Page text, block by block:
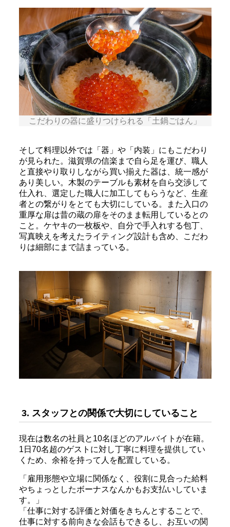
こだわりの器に盛りつけられる「土鍋ごはん」
そして料理以外では「器」や「内装」にもこだわり
が見られた。滋賀県の信楽まで自ら足を運び、職人
と直接やり取りしながら買い揃えた器は、統一感が
あり美しい。木製のテーブルも素材を自ら交渉して
仕入れ、選定した職人に加工してもらうなど、生産
者との繋がりをとても大切にしている。また入口の
重厚な扉は昔の蔵の扉をそのまま転用しているとの
こと。ケヤキの一枚板や、自分で手入れする包丁、
写真映えを考えたライティング設計も含め、こだわ
りは細部にまで詰まっている。
3. スタッフとの関係で大切にしていること
現在は数名の社員と10名ほどのアルバイトが在籍。
1日70名超のゲストに対し丁寧に料理を提供してい
くため、余裕を持って人を配置している。
「雇用形態や立場に関係なく、役割に見合った給料
やちょっとしたボーナスなんかもお支払いしていま
す。」
「仕事に対する評価と対価をきちんとすることで、
仕事に対する前向きな会話もできるし、お互いの関